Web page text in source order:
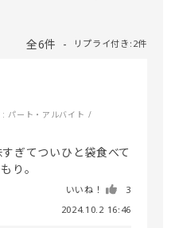
全6件 リプライ付き:2件
: パート・アルバイト
ぎてついひと袋食べて
り。
いいね！
3
2024.10.2 16:46